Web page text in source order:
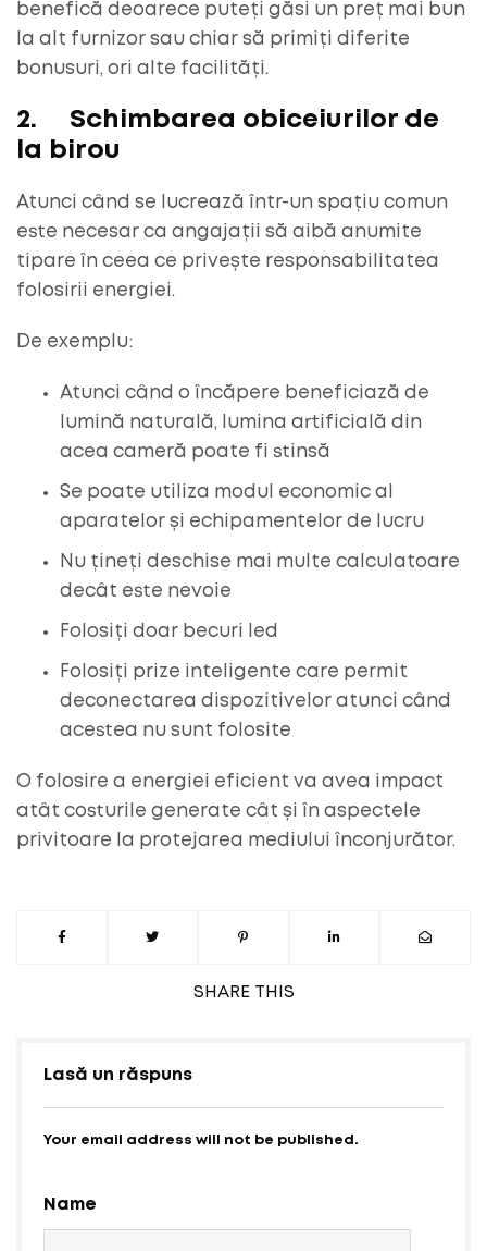
SHARE THIS
benefică deoarece puteți găsi un preț mai bun
la alt furnizor sau chiar să primiți diferite
bonusuri, ori alte facilități.
2. Schimbarea obiceiurilor de
la birou
Atunci când se lucrează într-un spațiu comun
este necesar ca angajații să aibă anumite
tipare în ceea ce privește responsabilitatea
folosirii energiei.
De exemplu:
Atunci când o încăpere beneficiază de
lumină naturală, lumina artificială din
acea cameră poate fi stinsă
Se poate utiliza modul economic al
aparatelor și echipamentelor de lucru
Nu țineți deschise mai multe calculatoare
decât este nevoie
Folosiți doar becuri led
Folosiți prize inteligente care permit
deconectarea dispozitivelor atunci când
acestea nu sunt folosite
O folosire a energiei eficient va avea impact
atât costurile generate cât și în aspectele
privitoare la protejarea mediului înconjurător.
Lasă un răspuns
Your email address will not be published.
Name